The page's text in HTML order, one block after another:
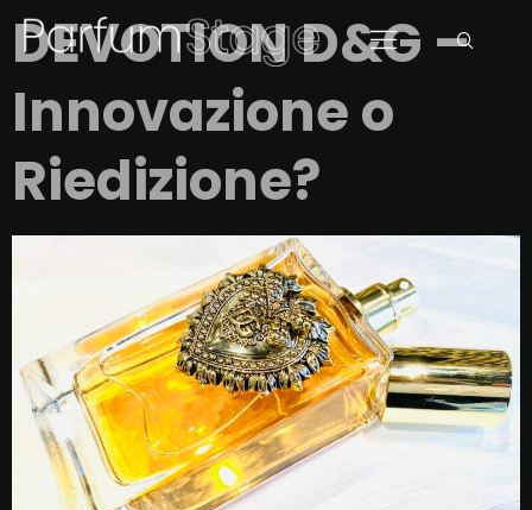
DEVOTION D&G –
Innovazione o
Riedizione?